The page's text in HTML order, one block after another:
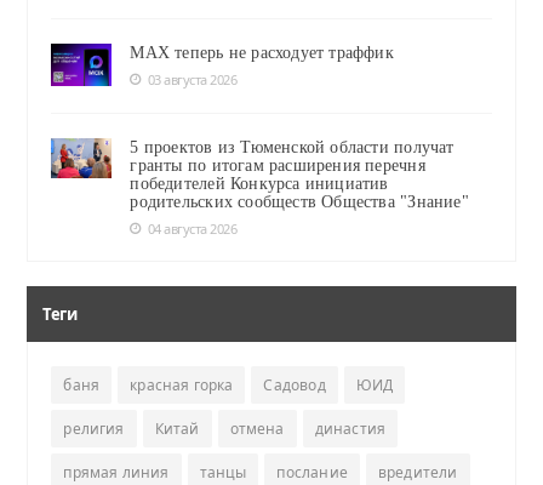
MAX теперь не расходует траффик
03 августа 2026
5 проектов из Тюменской области получат
гранты по итогам расширения перечня
победителей Конкурса инициатив
родительских сообществ Общества "Знание"
04 августа 2026
Теги
баня красная горка Садовод ЮИД
религия Китай отмена династия
прямая линия танцы послание вредители